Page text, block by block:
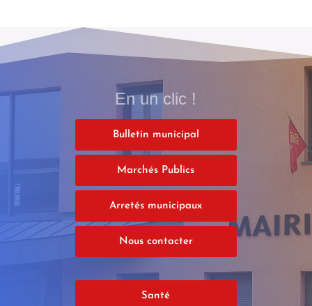
En un clic !
Bulletin municipal
Marchés Publics
Arretés municipaux
Nous contacter
Santé